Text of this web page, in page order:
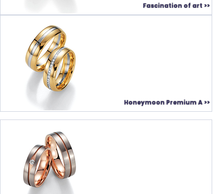
Fascination of art >>
Honeymoon Premium A >>